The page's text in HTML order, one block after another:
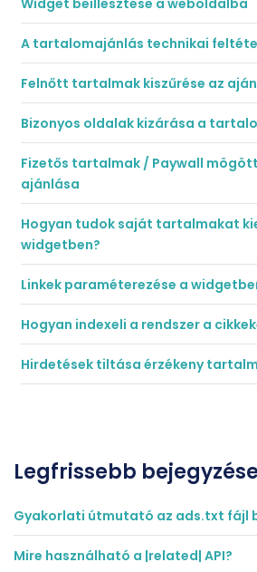
Widget beillesztése a weboldalba
A tartalomajánlás technikai
Felnőtt tartalmak kiszűrése az
Bizonyos oldalak kizárása a
Fizetős tartalmak / Paywall
ajánlása
Hogyan tudok saját tartalmakat
widgetben?
Linkek paraméterezése a
Hogyan indexeli a rendszer a
Hirdetések tiltása érzékeny
Legfrissebb
Gyakorlati útmutató az ads.txt fájl
Mire használható a |related| API?